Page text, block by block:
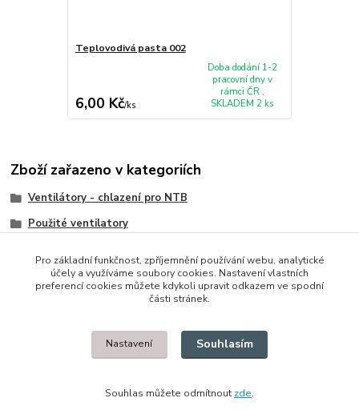
Teplovodivá pasta 002
6,00 Kč/ks
Doba dodání 1-2
pracovní dny v
rámci ČR ,
SKLADEM 2 ks
Zboží zařazeno v kategoriích
Ventilátory - chlazení pro NTB
Použité ventilatory
© 2014 - 2025 Díly pro notebooky
Upravit sběr cookies.
Pro základní funkčnost, zpříjemnění používání webu, analytické
účely a využíváme soubory cookies. Nastavení vlastních
preferencí cookies můžete kdykoli upravit odkazem ve spodní
části stránek.
Nastavení Souhlasím
Souhlas můžete odmítnout zde.